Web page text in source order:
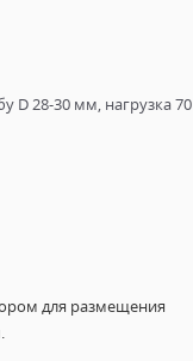
D 28-30 мм, нагрузка 70
для размещения